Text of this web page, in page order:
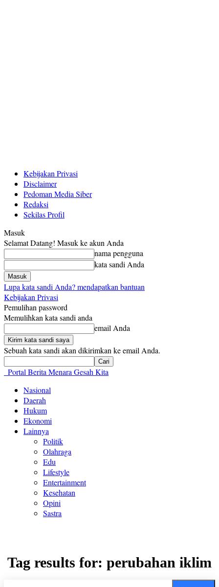
Kebijakan Privasi
Disclaimer
Pedoman Media Siber
Redaksi
Sekilas Profil
Masuk
Selamat Datang! Masuk ke akun Anda
nama pengguna
kata sandi Anda
Lupa kata sandi Anda? mendapatkan bantuan
Kebijakan Privasi
Pemulihan password
Memulihkan kata sandi anda
email Anda
Sebuah kata sandi akan dikirimkan ke email Anda.
Portal Berita Menara Gesah Kita
Nasional
Daerah
Hukum
Ekonomi
Lainnya
Politik
Olahraga
Edu
Lifestyle
Entertainment
Kesehatan
Opini
Sastra
Tag results for: perubahan iklim